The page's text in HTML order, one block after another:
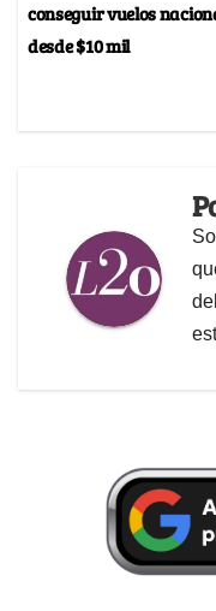
conseguir vuelos
desde $10 mil